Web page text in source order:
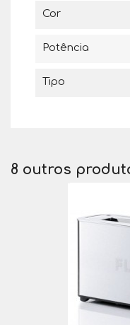
Cor
Potência
Tipo
8 outros